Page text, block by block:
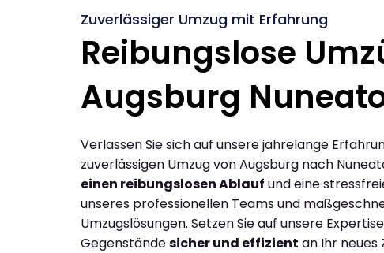
Zuverlässiger Umzug mit Erfahrung
Reibungslose
Augsburg
Verlassen Sie sich auf unsere jahrelange
zuverlässigen Umzug von Augsburg nach
einen reibungslosen Ablauf und eine
unseres professionellen Teams und
Umzugslösungen. Setzen Sie auf unsere
Gegenständesicher und effizient an Ihr neues